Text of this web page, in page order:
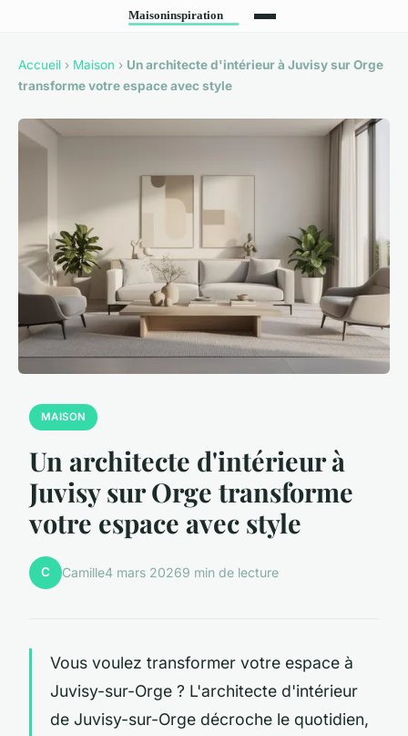
Accueil › Maison › Un architecte d'intérieur à Juvisy sur Orge
transforme votre espace avec style
MAISON
Un architecte d'intérieur à
Juvisy sur Orge transforme
votre espace avec style
C Camille4 mars 20269 min de lecture
Vous voulez transformer votre espace à
Juvisy-sur-Orge ? L'architecte d'intérieur
de Juvisy-sur-Orge décroche le quotidien,